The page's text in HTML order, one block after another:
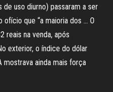
de uso diurno) passaram a ser
ofício que “a maioria dos … O
reais na venda, após
exterior, o índice do dólar
mostrava ainda mais força